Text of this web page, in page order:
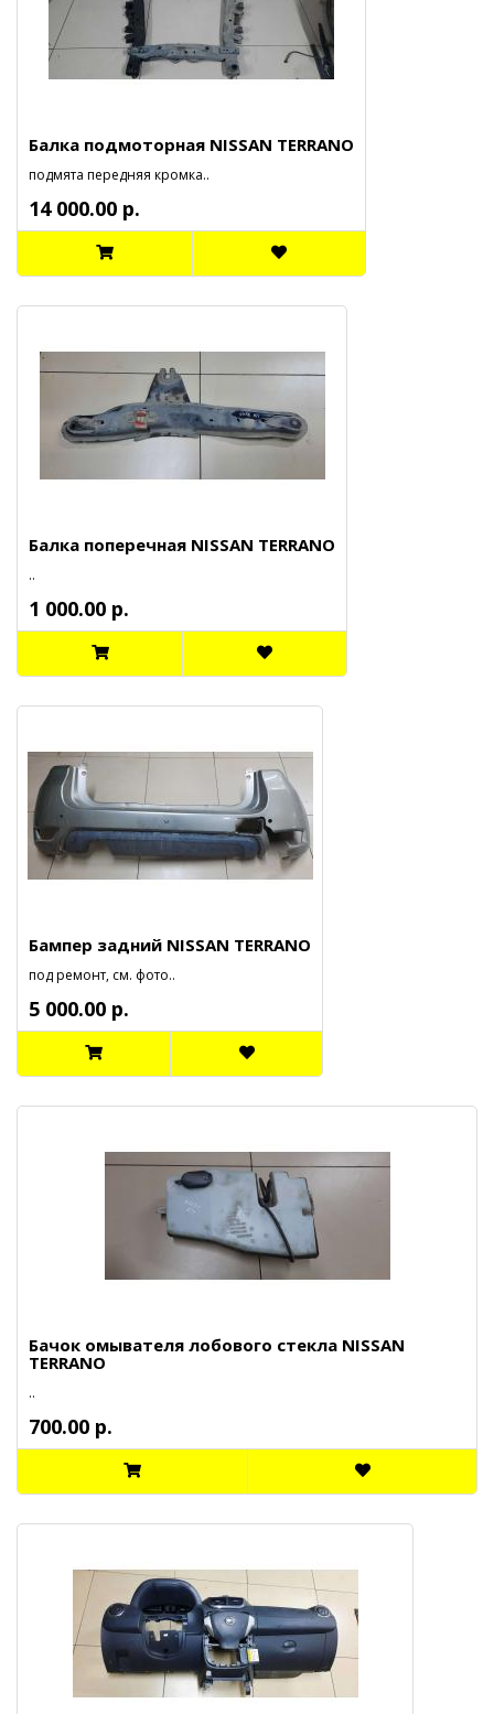
Балка подмоторная NISSAN TERRANO
подмята передняя кромка..
14 000.00 р.
Балка поперечная NISSAN TERRANO
..
1 000.00 р.
Бампер задний NISSAN TERRANO
под ремонт, см. фото..
5 000.00 р.
Бачок омывателя лобового стекла NISSAN
TERRANO
..
700.00 р.